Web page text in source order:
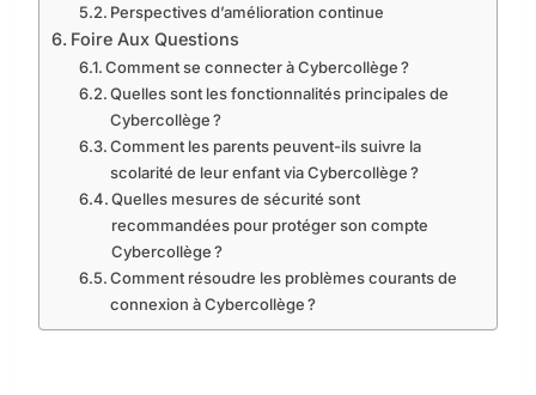
Perspectives d’amélioration continue
Foire Aux Questions
Comment se connecter à Cybercollège ?
Quelles sont les fonctionnalités principales de
Cybercollège ?
Comment les parents peuvent-ils suivre la
scolarité de leur enfant via Cybercollège ?
Quelles mesures de sécurité sont
recommandées pour protéger son compte
Cybercollège ?
Comment résoudre les problèmes courants de
connexion à Cybercollège ?